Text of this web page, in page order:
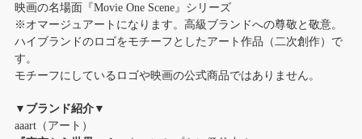
映画の名場面『Movie One Scene』シリーズ
※オマージュアートになります。高級ブランドへの尊敬と敬意。
ハイブランドのロゴをモチーフとしたアート作品（二次創作）で
す。
モチーフにしているロゴや映画の公式商品ではありません。
▼ブランド紹介▼
aaart（アート）